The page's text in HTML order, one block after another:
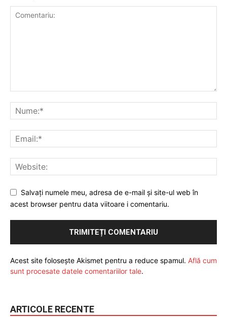
Salvați numele meu, adresa de e-mail și site-ul web în
acest browser pentru data viitoare i comentariu.
Acest site folosește Akismet pentru a reduce spamul. Află cum
sunt procesate datele comentariilor tale.
ARTICOLE RECENTE